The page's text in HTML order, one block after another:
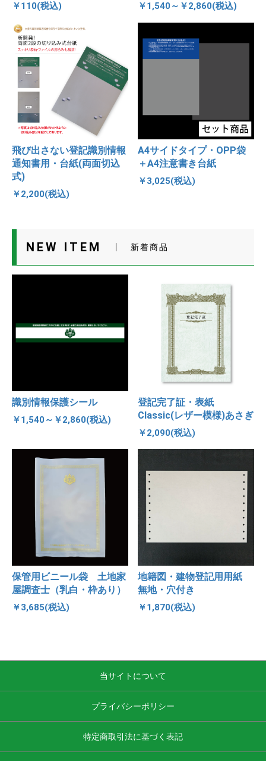
￥110(税込) ￥1,540～￥2,860(税込)
飛び出さない登記識別情報
通知書用・台紙(両面切込
式)
￥2,200(税込)
A4サイドタイプ・OPP袋
＋A4注意書き台紙
￥3,025(税込)
NEW ITEM 新着商品
識別情報保護シール
￥1,540～￥2,860(税込)
登記完了証・表紙
Classic(レザー模様)あさぎ
￥2,090(税込)
保管用ビニール袋 土地家
屋調査士（乳白・枠あり）
￥3,685(税込)
地籍図・建物登記用用紙
無地・穴付き
￥1,870(税込)
当サイトについて
プライバシーポリシー
特定商取引法に基づく表記